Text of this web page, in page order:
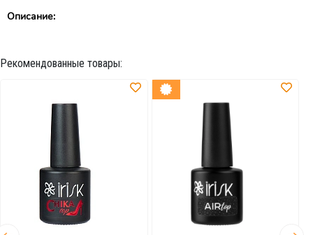
Описание:
Рекомендованные товары: